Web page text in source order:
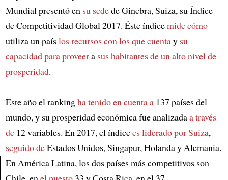
Mundial presentó en su sedede Ginebra, Suiza, su Índice
de Competitividad Global 2017. Éste índicemide cómo
utiliza un paíslos recursos con los que cuentay su
capacidad para proveera sus habitantesde un alto nivel de
prosperidad.
Este año el rankingha tenido en cuenta a137 países del
mundo, y su prosperidad económica fue analizadaa través
de12 variables. En 2017, el índicees liderado porSuiza,
seguido deEstados Unidos, Singapur, Holanda y Alemania.
En América Latina, los dos países más competitivos son